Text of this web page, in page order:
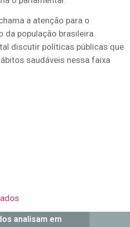
a atenção para o
da população brasileira.
discutir políticas públicas que
saudáveis nessa faixa
analisam em